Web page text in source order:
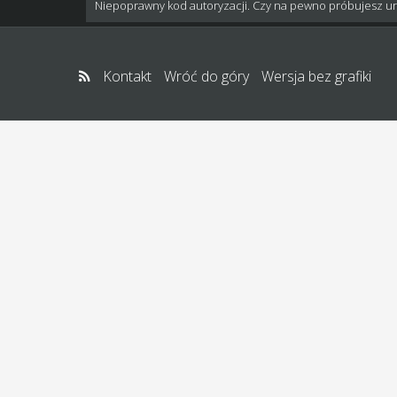
Niepoprawny kod autoryzacji. Czy na pewno próbujesz
Kontakt Wróć do góry Wersja bez grafiki